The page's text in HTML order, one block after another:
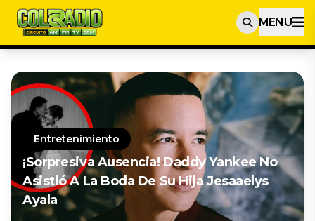
MENU
Entretenimiento
¡Sorpresiva Ausencia! Daddy Yankee No
Asistió A La Boda De Su Hija Jesaaelys
Ayala